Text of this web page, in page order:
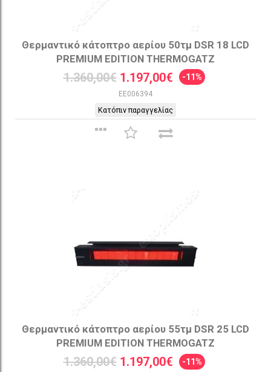
Θερμαντικό κάτοπτρο αερίου 50τμ DSR 18 LCD
PREMIUM EDITION THERMOGATZ
1.360,00€ 1.197,00€ -11%
EE006394
Κατόπιν παραγγελίας
Θερμαντικό κάτοπτρο αερίου 55τμ DSR 25 LCD
PREMIUM EDITION THERMOGATZ
1.360,00€ 1.197,00€ -11%